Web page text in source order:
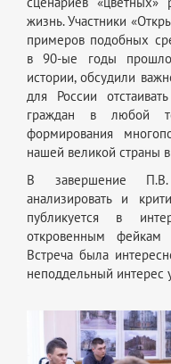
жизнь. Участники
примеров подобных
в 90-ые годы
истории, обсудили
для России
граждан в любой
формирования
нашей великой страны
В завершение П.В.
анализировать и
публикуется в
откровенным
Встреча была
неподдельный интерес